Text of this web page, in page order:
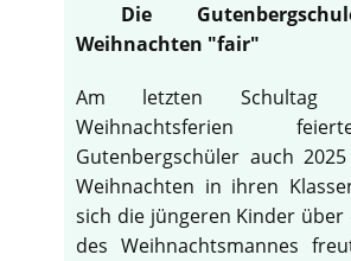
Die
Weihnachten "fair"
Am letzten
Weihnachtsferien
Gutenbergschüler auch
Weihnachten in ihren
sich die jüngeren Kinder über
des Weihnachtsmannes